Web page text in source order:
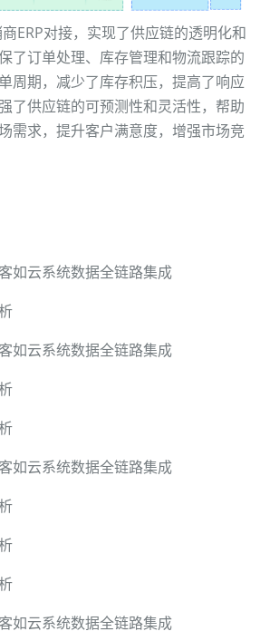
ERP对接，实现了供应链的透明化和
了订单处理、库存管理和物流跟踪的
周期，减少了库存积压，提高了响应
了供应链的可预测性和灵活性，帮助
需求，提升客户满意度，增强市场竞
如云系统数据全链路集成
如云系统数据全链路集成
如云系统数据全链路集成
如云系统数据全链路集成